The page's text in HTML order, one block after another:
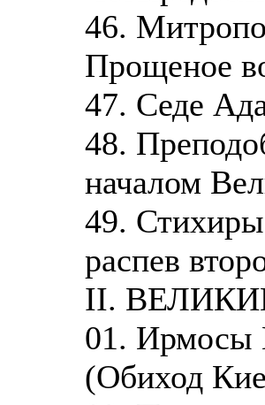
46.
Прощеное
47. Седе
48.
началом
49.
распев
II.
01. Ирмосы
(Обиход